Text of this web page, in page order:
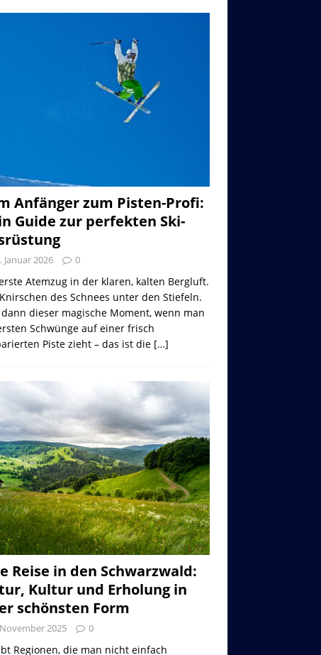
Anfänger zum Pisten-Profi:
Guide zur perfekten Ski-
Januar 2026 0
Atemzug in der klaren, kalten Bergluft.
des Schnees unter den Stiefeln.
dieser magische Moment, wenn man
Schwünge auf einer frisch
Piste zieht – das ist die […]
Reise in den Schwarzwald:
Kultur und Erholung in
schönsten Form
2025 0
Regionen, die man nicht einfach